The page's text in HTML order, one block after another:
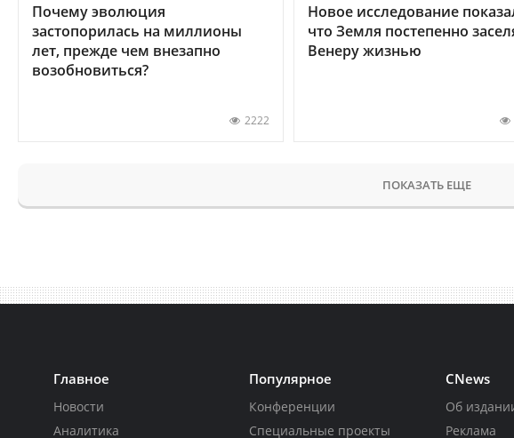
Почему эволюция
застопорилась на миллионы
лет, прежде чем внезапно
возобновиться?
2222
Новое исследование
что Земля постепенно
Венеру жизнью
ПОКАЗАТЬ ЕЩЕ
Главное
Новости
Аналитика
Популярное
Конференции
Специальные проекты
CNews
Об
Реклама